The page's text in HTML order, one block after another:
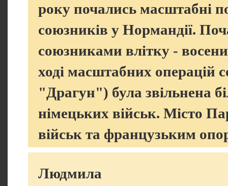
року почались масштабні
союзників у Нормандії.
союзниками влітку -
ході масштабних операцій
"Драгун") була звільнена
німецьких військ. Місто
військ та французьким
Людмила